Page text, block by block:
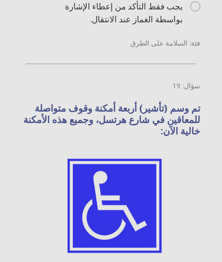
يجب فقط التأكد من إعطاء الإشارة
بواسطة الغماز عند الانتقال.
فئة: السلامة على الطرق
سؤال: 19
تم وسم (تأشير) أربعة أمكنة وقوف متواصلة
للمعاقين في شارع هرتسل، وجميع هذه الأمكنة
خالية الآن: